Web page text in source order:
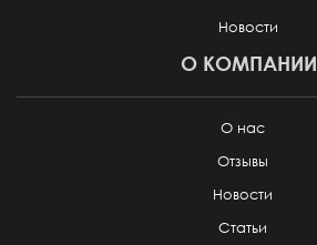
Новости
О КОМПАНИИ
О нас
Отзывы
Новости
Статьи